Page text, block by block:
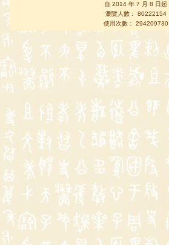
自 2014 年 7 月 8 日起
瀏覽人數： 80222154
使用次數： 294209730